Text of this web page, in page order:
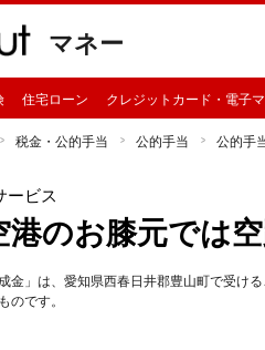
マネー
住宅ローン クレジットカード・電子
税金・公的手当 公的手当 公的手
ービス
港のお膝元では
金」は、愛知県西春日井郡豊山町で受け
のです。